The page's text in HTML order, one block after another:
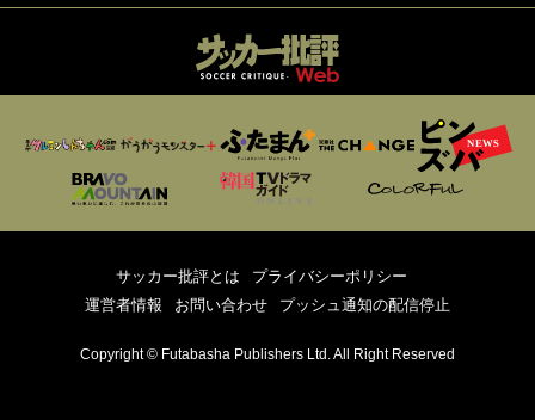
サッカー批評とは
プライバシーポリシー
運営者情報
お問い合わせ プッシュ通知の配信停止
Copyright © Futabasha Publishers Ltd. All Right Reserved